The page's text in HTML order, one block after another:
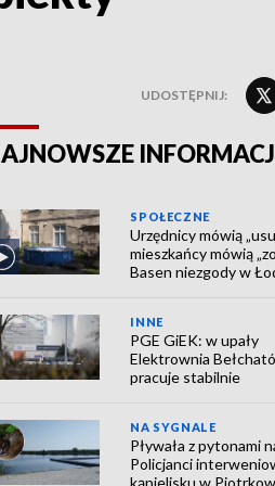
UDOSTĘPNIJ:
SPOŁECZNE
Urzędnicy mówią
mieszkańcy mówią
Basen niezgody w
INNE
PGE GiEK: w upały
Elektrownia
pracuje stabilnie
NA SYGNALE
Pływała z pytonami
Policjanci
kąpielisku w